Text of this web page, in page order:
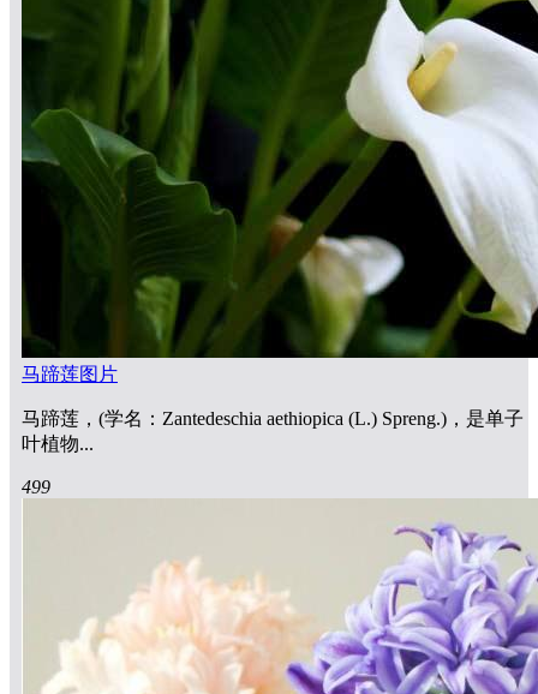
马蹄莲图片
马蹄莲，(学名：Zantedeschia aethiopica (L.) Spreng.)，是单子
叶植物...
499